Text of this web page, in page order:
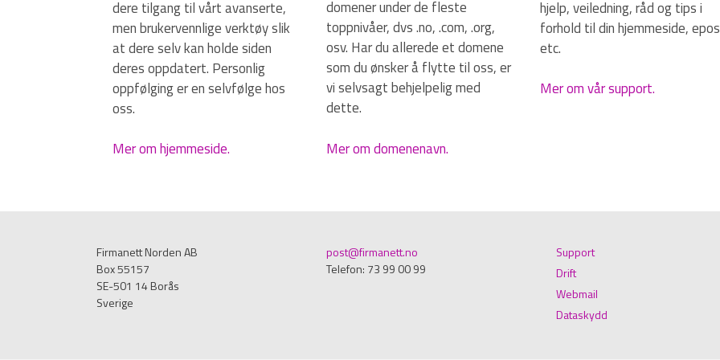
dere tilgang til vårt avanserte,
men brukervennlige verktøy slik
at dere selv kan holde siden
deres oppdatert. Personlig
oppfølging er en selvfølge hos
oss.
Mer om hjemmeside.
domener under de fleste
toppnivåer, dvs .no, .com, .org,
osv. Har du allerede et domene
som du ønsker å flytte til oss, er
vi selvsagt behjelpelig med
dette.
Mer om domenenavn.
hjelp, veiledning, råd og tips i
forhold til din hjemmeside,
etc.
Mer om vår support.
Firmanett Norden AB
Box 55157
SE-501 14 Borås
Sverige
post@firmanett.no
Telefon: 73 99 00 99
Support
Drift
Webmail
Dataskydd